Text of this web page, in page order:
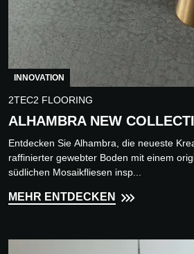
INNOVATION
2TEC2 FLOORING
ALHAMBRA NEW
Entdecken Sie Alhambra, die neueste
raffinierter gewebter Boden mit einem
südlichen Mosaikfliesen insp...
MEHR ENTDECKEN